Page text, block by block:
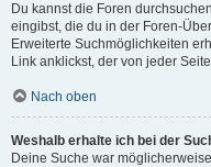
Du kannst die Foren
eingibst, die du in der Foren-
Erweiterte Suchmöglichkeiten
Link anklickst, der von jeder
Nach oben
Weshalb erhalte ich bei der
Deine Suche war